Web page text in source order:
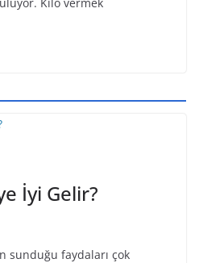
İyi Gelir?
sunduğu faydaları çok